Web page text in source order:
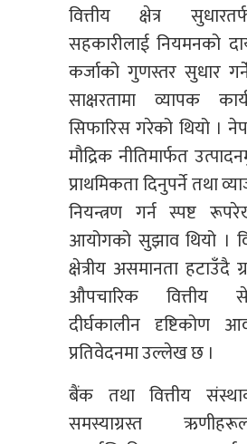
वित्तीय क्षेत्र
सहकारीलाई नियमनको
कर्जाको गुणस्तर सुधार
साक्षरतामा व्यापक
सिफारिस गरेको थियो ।
मौद्रिक नीतिमार्फत
प्राथमिकता दिनुपर्ने तथा
नियन्त्रण गर्न स्पष्ट
आयोगको सुझाव थियो ।
क्षेत्रीय असमानता हटाउँदै
औपचारिक वित्तीय
दीर्घकालीन दृष्टिकोण
प्रतिवेदनमा उल्लेख छ ।
बैंक तथा वित्तीय
समस्याग्रस्त